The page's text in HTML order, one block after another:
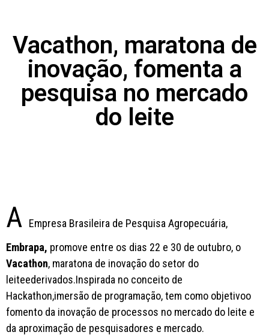
Vacathon, maratona de
inovação, fomenta a
pesquisa no mercado
do leite
A Empresa Brasileira de Pesquisa Agropecuária,
Embrapa, promove entre os dias 22 e 30 de outubro, o
Vacathon, maratona de inovação do setor do
leiteederivados.Inspirada no conceito de
Hackathon,imersão de programação, tem como objetivoo
fomento da inovação de processos no mercado do leite e
da aproximação de pesquisadores e mercado.